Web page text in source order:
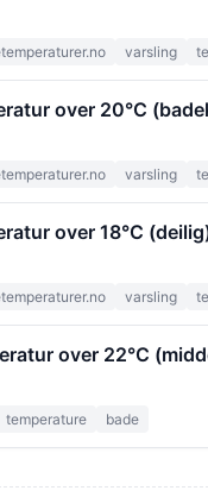
varsling
over 20°C
varsling
over 18°C
varsling
over 22°C
temperature bade